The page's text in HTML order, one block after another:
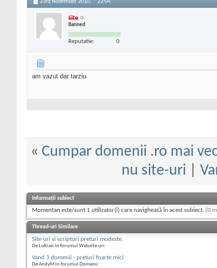
23rd November 2010, 22:04
Site
Banned
Reputatie: 0
am vazut dar tarziu
« Cumpar domenii .ro mai
nu site-uri
Informații subiect
Momentan este/sunt 1 utilizator(i) care navighează în acest subiect. (0
Thread-uri Similare
Site-uri si scripturi preturi modeste.
De LuKian în forumul Website-uri
Vand 3 domenii - preturi foarte mici
De AndyM în forumul Domenii